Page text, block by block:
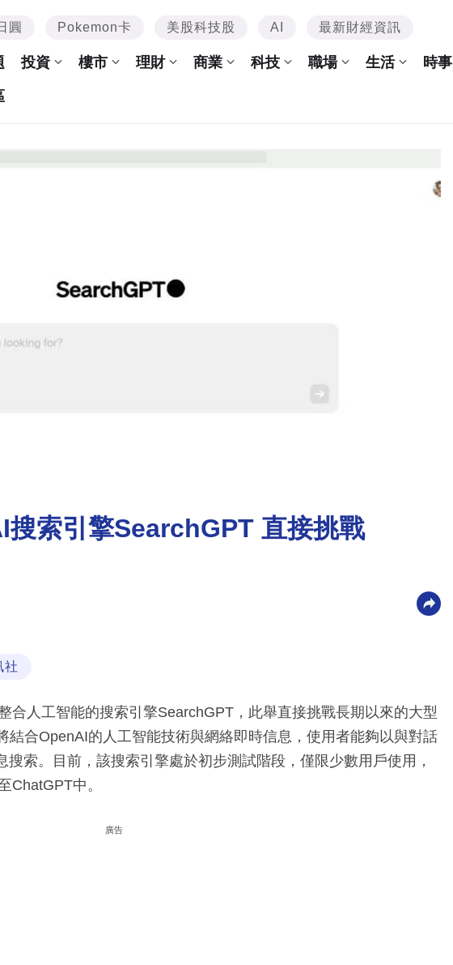
圓 Pokemon卡 美股科技股 AI 最新財經資訊
投資 樓市 理財 商業 科技 職場 生活 時事
索引擎SearchGPT 直接挑戰
社
合人工智能的搜索引擎SearchGPT，此舉直接挑戰長期以來的大型
結合OpenAI的人工智能技術與網絡即時信息，使用者能夠以與對話
索。目前，該搜索引擎處於初步測試階段，僅限少數用戶使用，
ChatGPT中。
廣告